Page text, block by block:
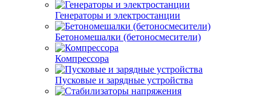
Генераторы и электростанции
Бетономешалки (бетоносмесители)
Компрессора
Пусковые и зарядные устройства